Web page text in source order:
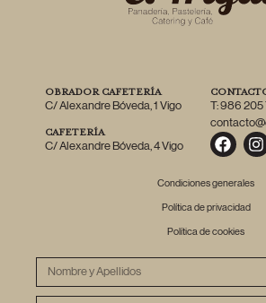
OBRADOR CAFETERÍA
C/ Alexandre Bóveda, 1 Vigo
CAFETERÍA
C/ Alexandre Bóveda, 4 Vigo
T: 986 205
Condiciones generales
Política de privacidad
Política de cookies